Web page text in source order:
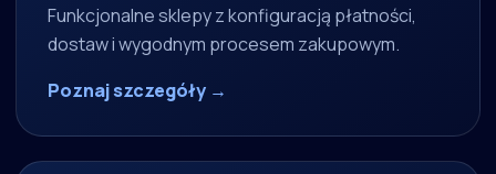
Funkcjonalne sklepy z konfiguracją płatności,
dostaw i wygodnym procesem zakupowym.
Poznaj szczegóły →